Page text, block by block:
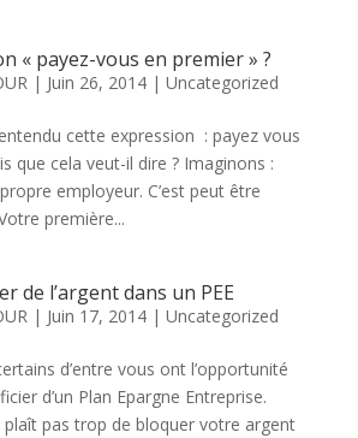
« payez-vous en premier » ?
| Juin 26, 2014| Uncategorized
cette expression : payez vous
que cela veut-il dire ? Imaginons :
employeur. C’est peut être
première...
de l’argent dans un PEE
| Juin 17, 2014| Uncategorized
d’entre vous ont l’opportunité
d’un Plan Epargne Entreprise.
plaît pas trop de bloquer votre argent